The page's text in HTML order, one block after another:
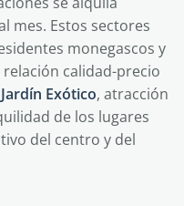
mes. Estos sectores
monegascos y
calidad-precio
Jardín Exótico, atracción
de los lugares
del centro y del